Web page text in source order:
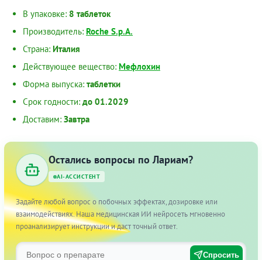
В упаковке: 8 таблеток
Производитель: Roche S.p.A.
Страна: Италия
Действующее вещество: Мефлохин
Форма выпуска: таблетки
Срок годности: до 01.2029
Доставим: Завтра
Остались вопросы по Лариам?
AI-АССИСТЕНТ
Задайте любой вопрос о побочных эффектах, дозировке или
взаимодействиях. Наша медицинская ИИ нейросеть мгновенно
проанализирует инструкции и даст точный ответ.
Спросить